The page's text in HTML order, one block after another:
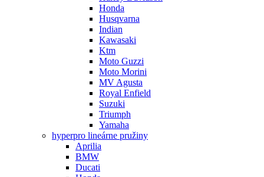
Honda
Husqvarna
Indian
Kawasaki
Ktm
Moto Guzzi
Moto Morini
MV Agusta
Royal Enfield
Suzuki
Triumph
Yamaha
hyperpro lineárne pružiny
Aprilia
BMW
Ducati